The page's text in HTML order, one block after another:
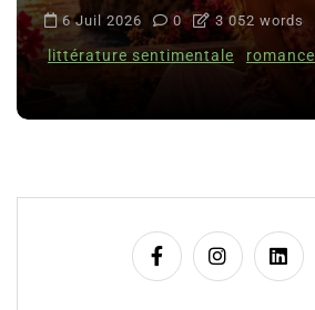
6 Juil 2026 0 3 052 words
littérature sentimentale romance